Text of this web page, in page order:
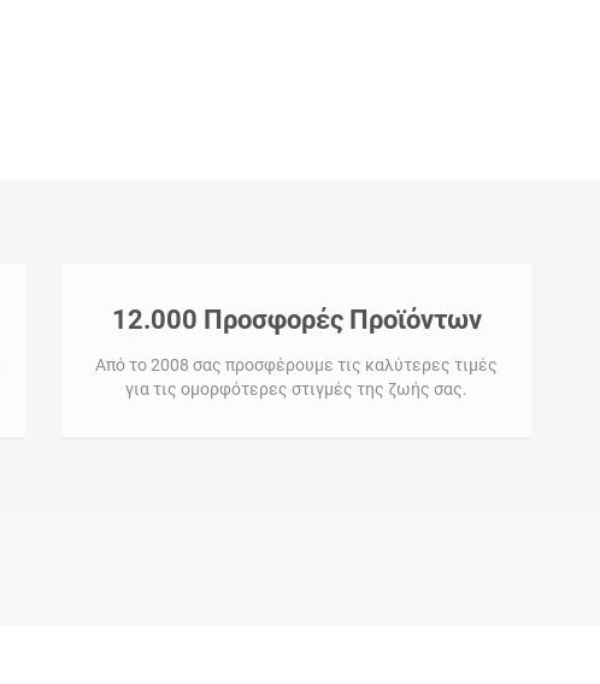
12.000 Προσφορές Προϊόντων
Από το 2008 σας προσφέρουμε τις καλύτερες τιμές
για τις ομορφότερες στιγμές της ζωής σας.